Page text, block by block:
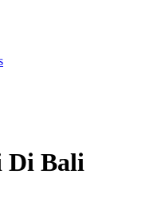
Di Bali